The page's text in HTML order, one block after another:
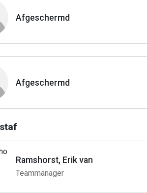
Afgeschermd
Afgeschermd
Ramshorst, Erik van
Teammanager